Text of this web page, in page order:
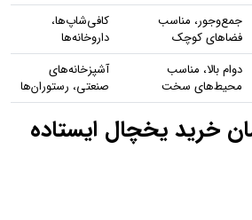
جمع‌وجور، مناسب
فضاهای کوچک
کافی‌شاپ‌ها،
داروخانه‌ها
دوام بالا، مناسب
محیط‌های سخت
آشپزخانه‌های
صنعتی، رستوران‌ها
خرید یخچال ایستاده